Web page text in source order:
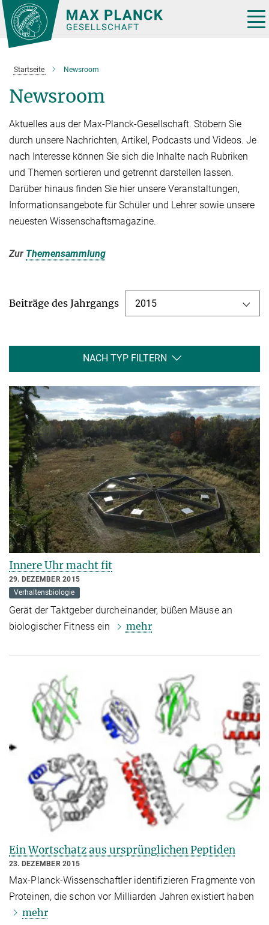
Hauptinhalt
Startseite Newsroom
Newsroom
Aktuelles aus der Max-Planck-Gesellschaft. Stöbern Sie
durch unsere Nachrichten, Artikel, Podcasts und Videos. Je
nach Interesse können Sie sich die Inhalte nach Rubriken
und Themen sortieren und getrennt darstellen lassen.
Darüber hinaus finden Sie hier unsere Veranstaltungen,
Informationsangebote für Schüler und Lehrer sowie unsere
neuesten Wissenschaftsmagazine.
Zur Themensammlung
Beiträge des Jahrgangs 2015
NACH TYP FILTERN
Innere Uhr macht fit
29. DEZEMBER 2015
Verhaltensbiologie
Gerät der Taktgeber durcheinander, büßen Mäuse an
biologischer Fitness ein
mehr
Ein Wortschatz aus ursprünglichen Peptiden
23. DEZEMBER 2015
Max-Planck-Wissenschaftler identifizieren Fragmente von
Proteinen, die schon vor Milliarden Jahren existiert haben
mehr